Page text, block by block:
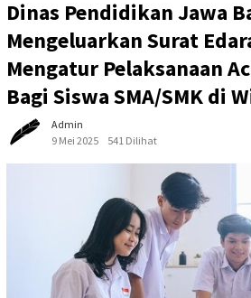
Dinas Pendidikan Jawa
Mengeluarkan Surat
Mengatur Pelaksanaan
Bagi Siswa SMA/SMK di
Admin
9 Mei 2025
541 Dilihat